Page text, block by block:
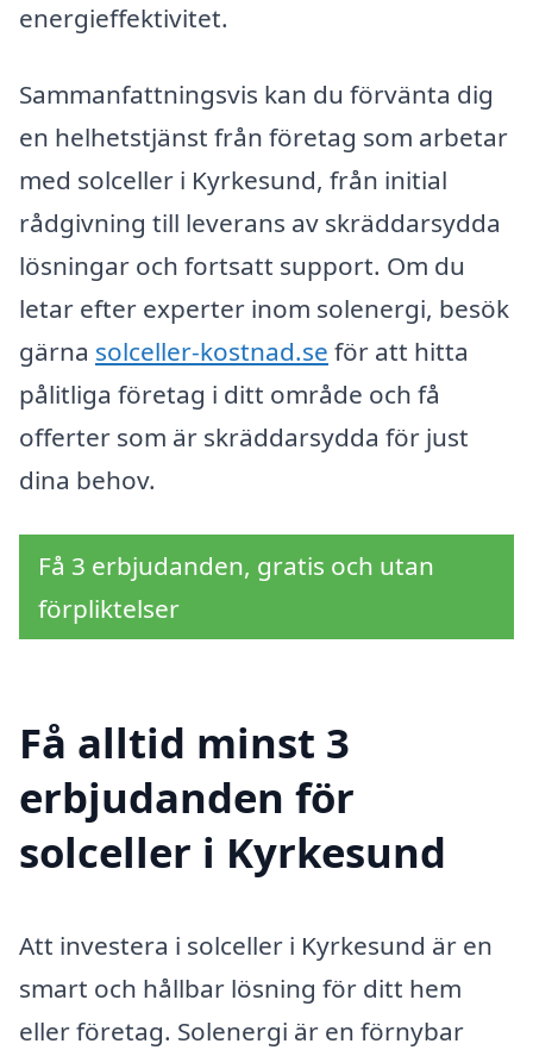
energieffektivitet.
Sammanfattningsvis kan du förvänta dig
en helhetstjänst från företag som arbetar
med solceller i Kyrkesund, från initial
rådgivning till leverans av skräddarsydda
lösningar och fortsatt support. Om du
letar efter experter inom solenergi, besök
gärna solceller-kostnad.se för att hitta
pålitliga företag i ditt område och få
offerter som är skräddarsydda för just
dina behov.
Få 3 erbjudanden, gratis och utan
förpliktelser
Få alltid minst 3
erbjudanden för
solceller i Kyrkesund
Att investera i solceller i Kyrkesund är en
smart och hållbar lösning för ditt hem
eller företag. Solenergi är en förnybar